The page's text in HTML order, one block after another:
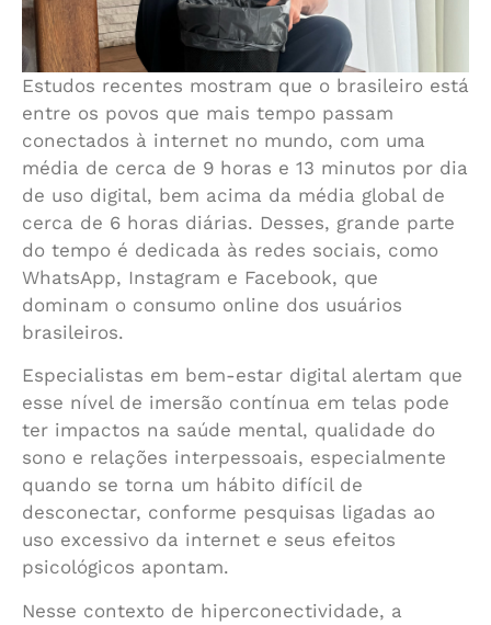
Estudos recentes mostram que o brasileiro está
entre os povos que mais tempo passam
conectados à internet no mundo, com uma
média de cerca de 9 horas e 13 minutos por dia
de uso digital, bem acima da média global de
cerca de 6 horas diárias. Desses, grande parte
do tempo é dedicada às redes sociais, como
WhatsApp, Instagram e Facebook, que
dominam o consumo online dos usuários
brasileiros.
Especialistas em bem-estar digital alertam que
esse nível de imersão contínua em telas pode
ter impactos na saúde mental, qualidade do
sono e relações interpessoais, especialmente
quando se torna um hábito difícil de
desconectar, conforme pesquisas ligadas ao
uso excessivo da internet e seus efeitos
psicológicos apontam.
Nesse contexto de hiperconectividade, a